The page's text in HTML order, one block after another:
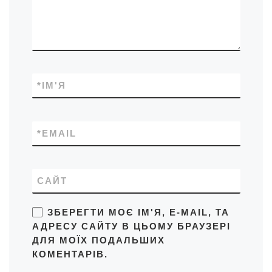
ІМ'Я
*
EMAIL
*
САЙТ
ЗБЕРЕГТИ МОЄ ІМ'Я, E-MAIL, ТА
АДРЕСУ САЙТУ В ЦЬОМУ БРАУЗЕРІ
ДЛЯ МОЇХ ПОДАЛЬШИХ
КОМЕНТАРІВ.